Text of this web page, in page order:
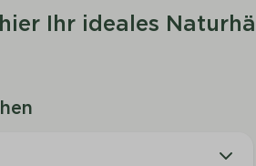
Ihr ideales